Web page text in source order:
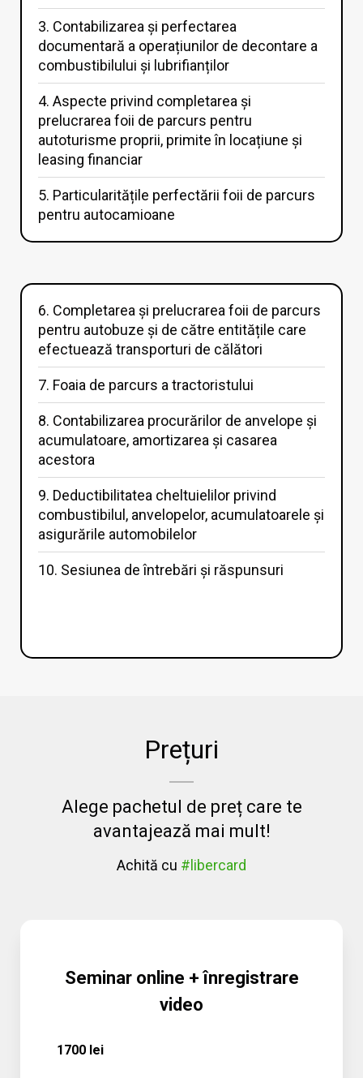
3. Contabilizarea și perfectarea
documentară a operațiunilor de decontare a
combustibilului și lubrifianților
4. Aspecte privind completarea și
prelucrarea foii de parcurs pentru
autoturisme proprii, primite în locațiune și
leasing financiar
5. Particularitățile perfectării foii de parcurs
pentru autocamioane
6. Completarea și prelucrarea foii de parcurs
pentru autobuze și de către entitățile care
efectuează transporturi de călători
7. Foaia de parcurs a tractoristului
8. Contabilizarea procurărilor de anvelope și
acumulatoare, amortizarea și casarea
acestora
9. Deductibilitatea cheltuielilor privind
combustibilul, anvelopelor, acumulatoarele și
asigurările automobilelor
10. Sesiunea de întrebări și răspunsuri
Prețuri
Alege pachetul de preț care te
avantajează mai mult!
Achită cu #libercard
Seminar online + înregistrare
video
1700 lei